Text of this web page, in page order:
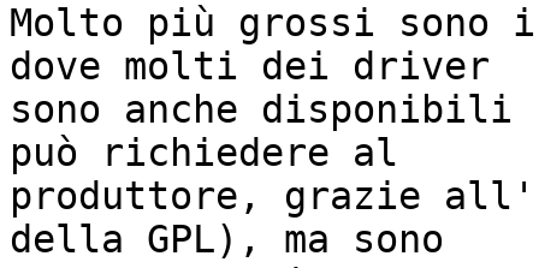
Molto più grossi sono i
dove molti dei driver
sono anche
può richiedere al
produttore, grazie
della GPL), ma sono